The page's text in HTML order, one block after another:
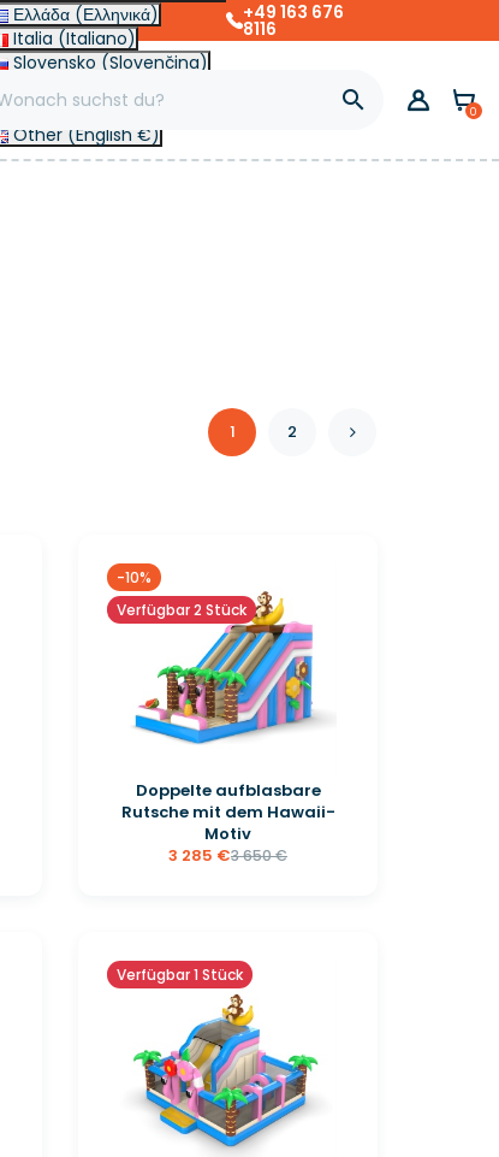
Ελλάδα (Ελληνικά)
Italia (Italiano)
Slovensko (Slovenčina)
France (Français)
Magyarország (Magyar)
Other (English €)
+49 163 676
8116
 0
1 2
-10%
Verfügbar 2 Stück
Doppelte aufblasbare
Rutsche mit dem Hawaii-
Motiv
3 285 €3 650 €
Verfügbar 1 Stück